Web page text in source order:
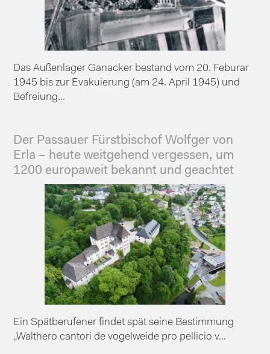
Das Außenlager Ganacker bestand vom 20. Feburar
1945 bis zur Evakuierung (am 24. April 1945) und
Befreiung...
Der Passauer Fürstbischof Wolfger von
Erla – heute weitgehend vergessen, um
1200 europaweit bekannt und geachtet
Ein Spätberufener findet spät seine Bestimmung
„Walthero cantori de vogelweide pro pellicio v...